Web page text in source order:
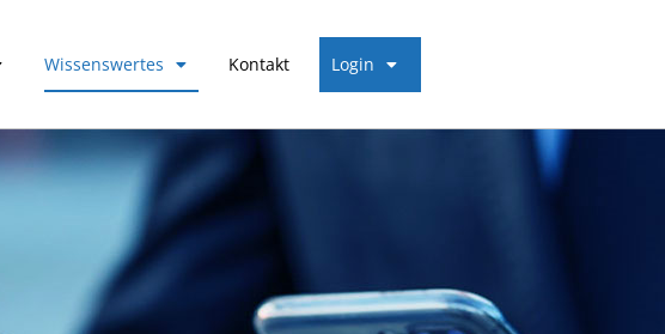
Wissenswertes Kontakt Login